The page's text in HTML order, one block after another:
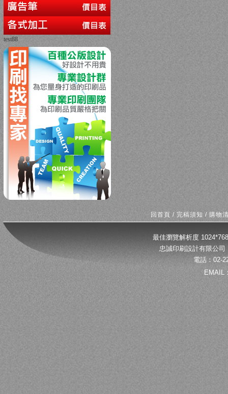
test88
回首頁 /完稿須知 /購物
最佳瀏覽解析度
忠誠印刷設計有限公
電話：02-
EMAIL